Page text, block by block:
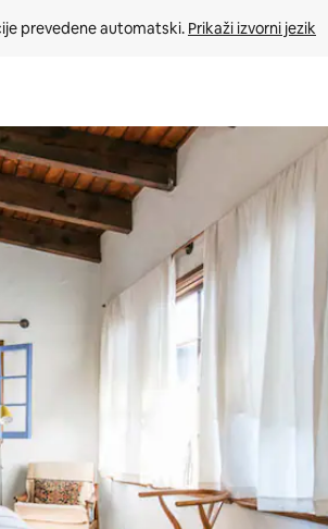
prevedene automatski. Prikaži izvorni jezik
prema gore i prema dolje, kao i dodirom ili